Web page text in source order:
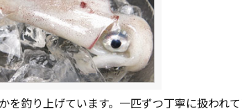
釣り上げています。一匹ずつ丁寧に扱われ